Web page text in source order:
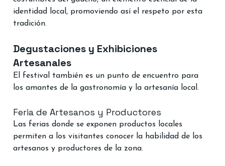
identidad local, promoviendo así el respeto por esta
tradición.
Degustaciones y Exhibiciones
Artesanales
El festival también es un punto de encuentro para
los amantes de la gastronomía y la artesanía local.
Feria de Artesanos y Productores
Las ferias donde se exponen productos locales
permiten a los visitantes conocer la habilidad de los
artesanos y productores de la zona.